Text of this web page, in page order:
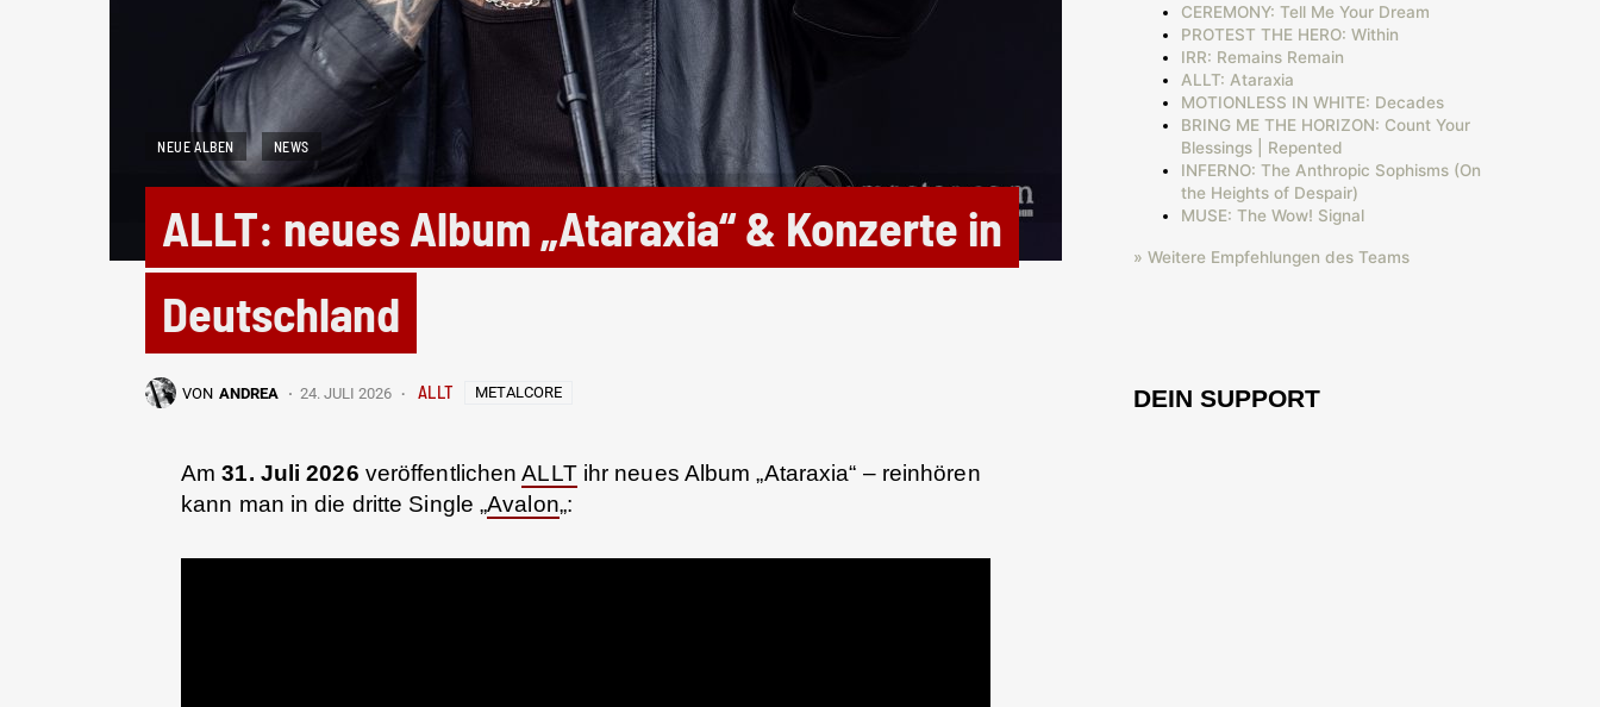
NEUE ALBEN NEWS
ALLT: neues Album „Ataraxia“ & Konzerte in
Deutschland
VON ANDREA 24. JULI 2026 ALLT METALCORE
Am31. Juli 2026 veröffentlichenALLTihr neues Album „Ataraxia“ – reinhören
kann man in die dritte Single „Avalon„:
CEREMONY: Tell Me Your Dream
PROTEST THE HERO: Within
IRR: Remains Remain
ALLT: Ataraxia
MOTIONLESS IN WHITE: Decades
BRING ME THE HORIZON: Count Your
Blessings | Repented
INFERNO: The Anthropic Sophisms (On
the Heights of Despair)
MUSE: The Wow! Signal
» Weitere Empfehlungen des Teams
DEIN SUPPORT